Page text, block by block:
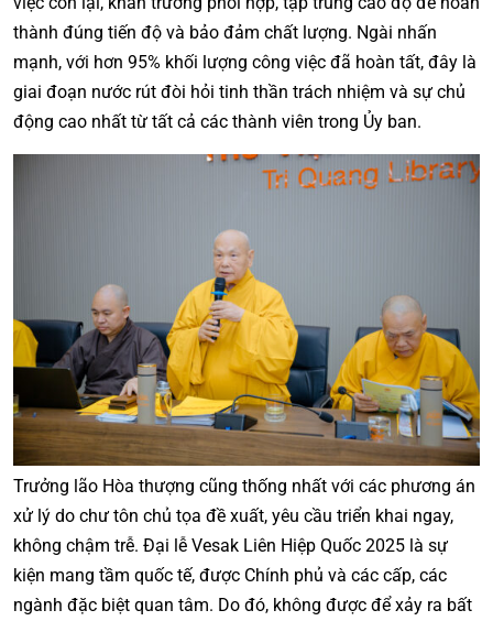
thành đúng tiến độ và bảo đảm chất lượng. Ngài nhấn
mạnh, với hơn 95% khối lượng công việc đã hoàn tất, đây là
giai đoạn nước rút đòi hỏi tinh thần trách nhiệm và sự chủ
động cao nhất từ tất cả các thành viên trong Ủy ban.
Trưởng lão Hòa thượng cũng thống nhất với các phương án
xử lý do chư tôn chủ tọa đề xuất, yêu cầu triển khai ngay,
không chậm trễ. Đại lễ Vesak Liên Hiệp Quốc 2025 là sự
kiện mang tầm quốc tế, được Chính phủ và các cấp, các
ngành đặc biệt quan tâm. Do đó, không được để xảy ra bất